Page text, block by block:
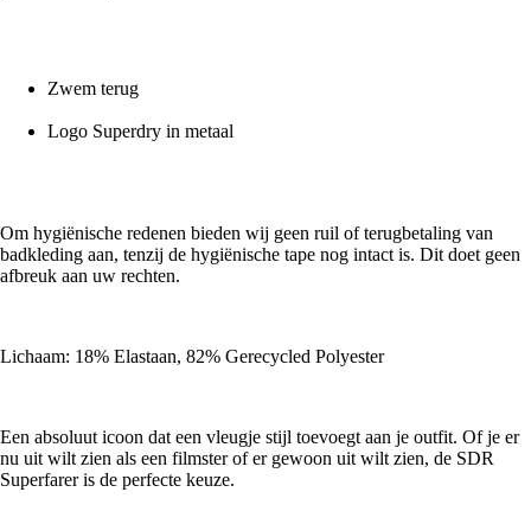
Zwem terug
Logo Superdry in metaal
Om hygiënische redenen bieden wij geen ruil of terugbetaling van
badkleding aan, tenzij de hygiënische tape nog intact is. Dit doet geen
afbreuk aan uw rechten.
Lichaam: 18% Elastaan, 82% Gerecycled Polyester
Een absoluut icoon dat een vleugje stijl toevoegt aan je outfit. Of je er
nu uit wilt zien als een filmster of er gewoon uit wilt zien, de SDR
Superfarer is de perfecte keuze.